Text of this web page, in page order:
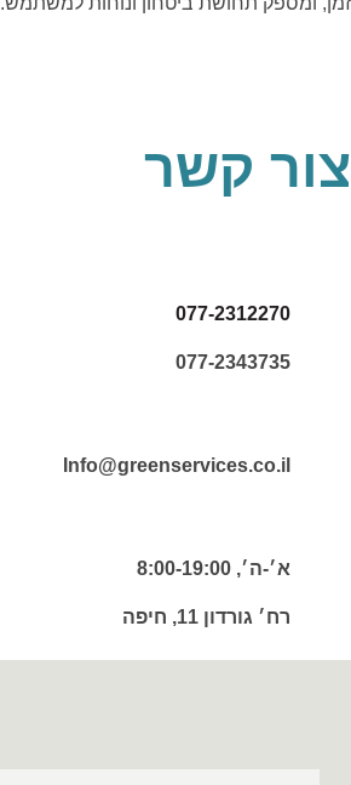
צור קשר
077-2312270
077-2343735
Info@greenservices.co.il
א׳-ה׳, 8:00-19:00
רח׳ גורדון 11, חיפה